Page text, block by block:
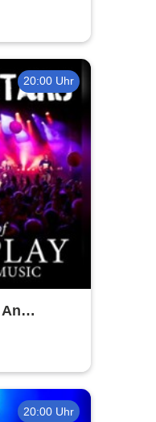
20:00 Uhr
Music
20:00 Uhr